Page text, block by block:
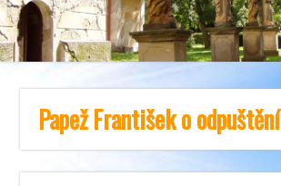
Papež František o odpuštění